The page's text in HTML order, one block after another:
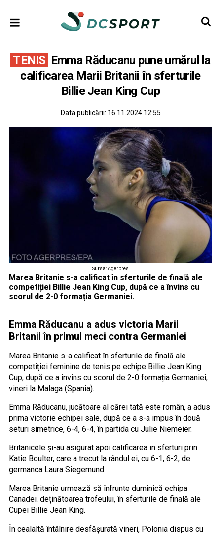
TENIS Emma Răducanu pune umărul la
calificarea Marii Britanii în sferturile
Billie Jean King Cup
Data publicării: 16.11.2024 12:55
Sursa: Agerpres
Marea Britanie s-a calificat în sferturile de finală ale
competiției Billie Jean King Cup, după ce a învins cu
scorul de 2-0 formația Germaniei.
Emma Răducanu a adus victoria Marii
Britanii în primul meci contra Germaniei
Marea Britanie s-a calificat în sferturile de finală ale
competiției feminine de tenis pe echipe Billie Jean King
Cup, după ce a învins cu scorul de 2-0 formația Germaniei,
vineri la Malaga (Spania).
Emma Răducanu, jucătoare al cărei tată este român, a adus
prima victorie echipei sale, după ce a s-a impus în două
seturi simetrice, 6-4, 6-4, în partida cu Julie Niemeier.
Britanicele și-au asigurat apoi calificarea în sferturi prin
Katie Boulter, care a trecut la rândul ei, cu 6-1, 6-2, de
germanca Laura Siegemund.
Marea Britanie urmează să înfrunte duminică echipa
Canadei, deținătoarea trofeului, în sferturile de finală ale
Cupei Billie Jean King.
În cealaltă întâlnire desfășurată vineri, Polonia dispus cu